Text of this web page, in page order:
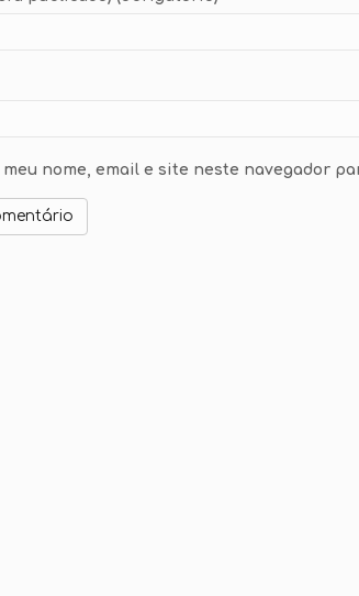
nome, email e site neste navegador